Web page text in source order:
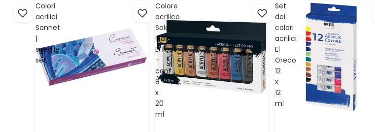
Colori
acrilici
Sonnet
|
sceglie
set
Colore
acrilico
Solo
Goya
Effect
-
conf.
8
x
20
ml
Set
dei
colori
acrilici
El
Greco
12
x
12
ml